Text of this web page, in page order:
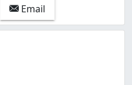
Email